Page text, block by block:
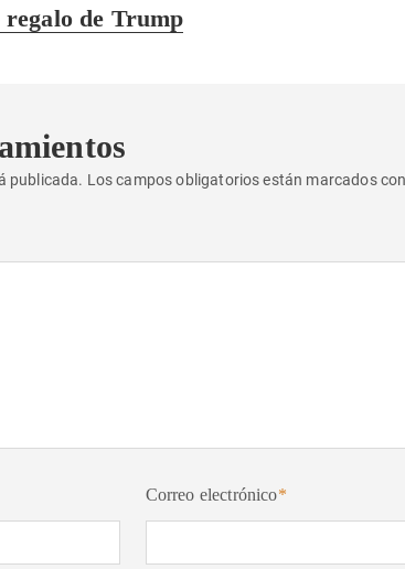
regalo de Trump
publicada. Los campos obligatorios están marcados
Correo electrónico*